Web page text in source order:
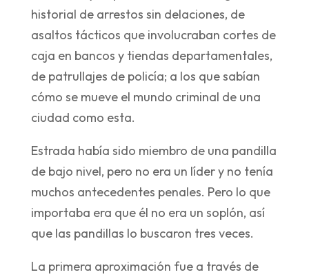
historial de arrestos sin delaciones, de
asaltos tácticos que involucraban cortes de
caja en bancos y tiendas departamentales,
de patrullajes de policía; a los que sabían
cómo se mueve el mundo criminal de una
ciudad como esta.
Estrada había sido miembro de una pandilla
de bajo nivel, pero no era un líder y no tenía
muchos antecedentes penales. Pero lo que
importaba era que él no era un soplón, así
que las pandillas lo buscaron tres veces.
La primera aproximación fue a través de